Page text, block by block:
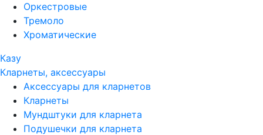
Оркестровые
Тремоло
Хроматические
Казу
Кларнеты, аксессуары
Аксессуары для кларнетов
Кларнеты
Мундштуки для кларнета
Подушечки для кларнета